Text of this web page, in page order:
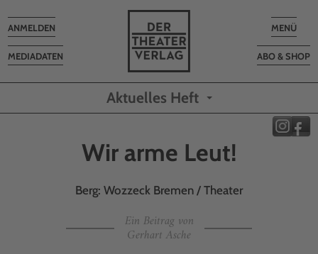
Toggle
MENÜ
ABO & SHOP
MEDIADATEN
Toggle
navigation
ANMELDEN
Aktuelles Heft
Wir arme Leut!
Berg: Wozzeck Bremen / Theater
Ein Beitrag von
Gerhart Asche